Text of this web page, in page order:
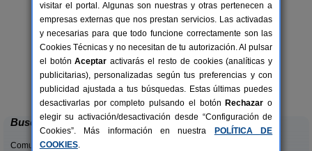
4+2 pers.
desde29 €
Pinar de Las Cabañuelas
Villanueva de Duero (Valladolid)
Buscar
Comunidades:
visitar el portal. Algunas son nuestras y otras pertenecen a
empresas externas que nos prestan servicios. Las activadas
y necesarias para que todo funcione correctamente son las
Cookies Técnicas y no necesitan de tu autorización. Al pulsar
el botónAceptar activarás el resto de cookies (analíticas y
publicitarias), personalizadas según tus preferencias y con
publicidad ajustada a tus búsquedas. Estas últimas puedes
desactivarlas por completo pulsando el botón Rechazar o
elegir su activación/desactivación desde “Configuración de
Cookies”. Más información en nuestra
POLÍTICA DE
COOKIES.